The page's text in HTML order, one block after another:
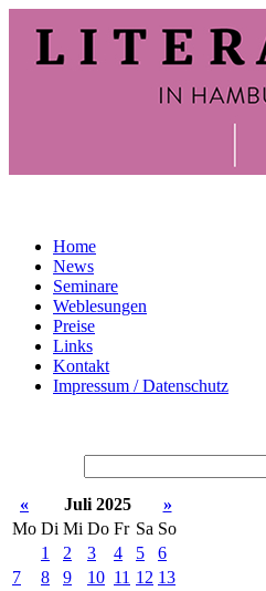
Home
News
Seminare
Weblesungen
Preise
Links
Kontakt
Impressum / Datenschutz
« Juli 2025
»
Mo Di Mi Do Fr Sa So
1
2 3 4 5
6
7
8 9 10 11 12 13